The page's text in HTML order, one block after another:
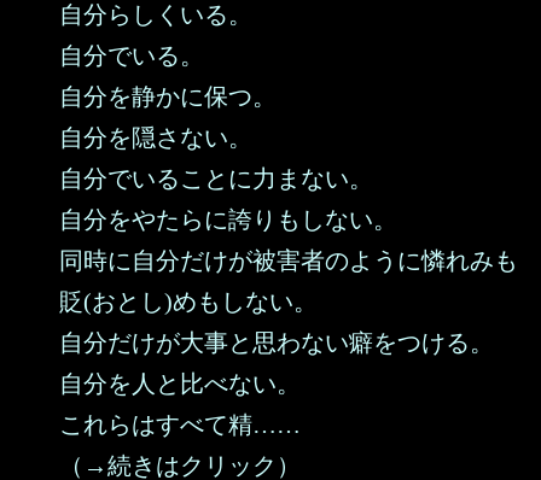
自分らしくいる。
自分でいる。
自分を静かに保つ。
自分を隠さない。
自分でいることに力まない。
自分をやたらに誇りもしない。
同時に自分だけが被害者のように憐れみも
貶(おとし)めもしない。
自分だけが大事と思わない癖をつける。
自分を人と比べない。
これらはすべて精……
（→続きはクリック）